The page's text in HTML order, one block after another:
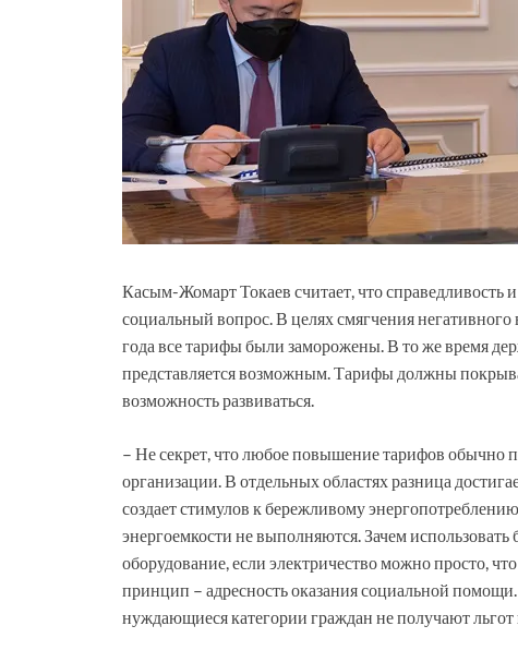
Касым-Жомарт Токаев считает, что справедливость
социальный вопрос. В целях смягчения
года все тарифы были заморожены. В то же время
представляется возможным. Тарифы должны
возможность развиваться.
– Не секрет, что любое повышение тарифов обычно
организации. В отдельных областях разница
создает стимулов к бережливому
энергоемкости не выполняются. Зачем
оборудование, если электричество можно просто,
принцип – адресность оказания социальной
нуждающиеся категории граждан не получают